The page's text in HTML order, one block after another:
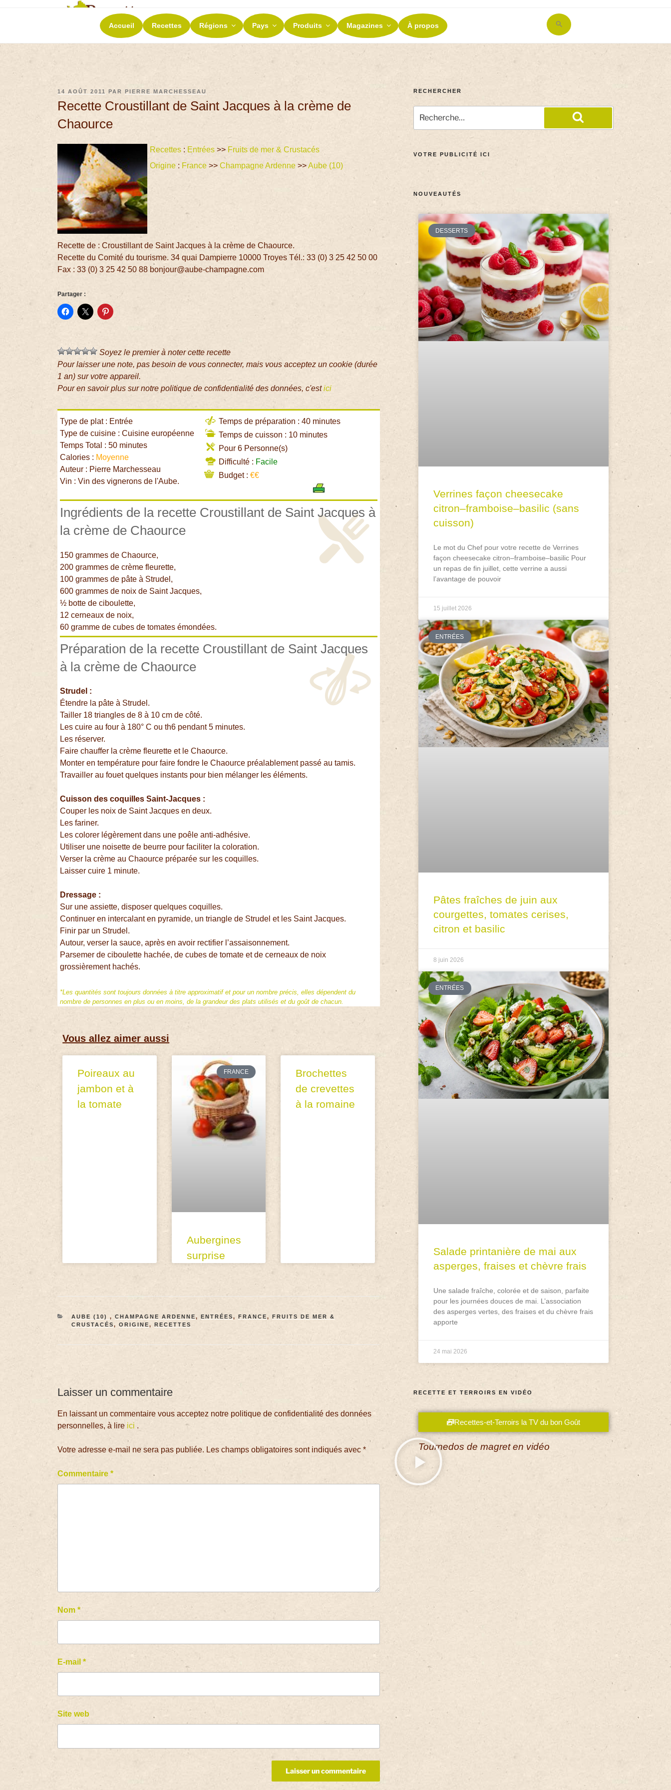
RECETTES ET TERROIRS
La richesse de nos terroirs
Accueil Recettes Régions Pays Produits Magazines À propos
Search
for:
14 AOÛT 2011 PARPIERRE MARCHESSEAU
Recette Croustillant de Saint Jacques à la crème de
Chaource
Recettes : Entrées >> Fruits de mer & Crustacés
Origine : France >>Champagne Ardenne >>Aube (10)
Recette de : Croustillant de Saint Jacques à la crème de Chaource.
Recette du Comité du tourisme. 34 quai Dampierre 10000 Troyes Tél.: 33 (0) 3 25 42 50 00
Fax : 33 (0) 3 25 42 50 88 bonjour@aube-champagne.com
Partager :
Soyez le premier à noter cette recette
Pour laisser une note, pas besoin de vous connecter, mais vous acceptez un cookie (durée
1 an) sur votre appareil.
Pour en savoir plus sur notre politique de confidentialité des données, c'estici
Type de plat : Entrée
Type de cuisine : Cuisine européenne
Temps Total : 50 minutes
Calories : Moyenne
Auteur : Pierre Marchesseau
Vin : Vin des vignerons de l'Aube.
Temps de préparation : 40 minutes
Temps de cuisson : 10 minutes
Pour 6 Personne(s)
Difficulté : Facile
Budget :€€
Ingrédients de la recette Croustillant de Saint Jacques à
la crème de Chaource
150 grammes de Chaource,
200 grammes de crème fleurette,
100 grammes de pâte à Strudel,
600 grammes de noix de Saint Jacques,
½ botte de ciboulette,
12 cerneaux de noix,
60 gramme de cubes de tomates émondées.
Préparation de la recette Croustillant de Saint Jacques
à la crème de Chaource
Strudel :
Étendre la pâte à Strudel.
Tailler 18 triangles de 8 à 10 cm de côté.
Les cuire au four à 180° C ou th6 pendant 5 minutes.
Les réserver.
Faire chauffer la crème fleurette et le Chaource.
Monter en température pour faire fondre le Chaource préalablement passé au tamis.
Travailler au fouet quelques instants pour bien mélanger les éléments.
Cuisson des coquilles Saint-Jacques :
Couper les noix de Saint Jacques en deux.
Les fariner.
Les colorer légèrement dans une poêle anti-adhésive.
Utiliser une noisette de beurre pour faciliter la coloration.
Verser la crème au Chaource préparée sur les coquilles.
Laisser cuire 1 minute.
Dressage :
Sur une assiette, disposer quelques coquilles.
Continuer en intercalant en pyramide, un triangle de Strudel et les Saint Jacques.
Finir par un Strudel.
Autour, verser la sauce, après en avoir rectifier l’assaisonnement.
Parsemer de ciboulette hachée, de cubes de tomate et de cerneaux de noix
grossièrement hachés.
*Les quantités sont toujours données à titre approximatif et pour un nombre précis, elles dépendent du
nombre de personnes en plus ou en moins, de la grandeur des plats utilisés et du goût de chacun.
Vous allez aimer aussi
Poireaux au
jambon et à
la tomate
FRANCE
Aubergines
surprise
Brochettes
de crevettes
à la romaine
AUBE (10) , CHAMPAGNE ARDENNE, ENTRÉES, FRANCE, FRUITS DE MER &
CRUSTACÉS, ORIGINE, RECETTES
Laisser un commentaire
En laissant un commentaire vous acceptez notre politique de confidentialité des données
personnelles, à lire ici .
Votre adresse e-mail ne sera pas publiée. Les champs obligatoires sont indiqués avec*
Commentaire*
Nom*
E-mail*
Site web
RECHERCHER
VOTRE PUBLICITÉ ICI
NOUVEAUTÉS
DESSERTS
Verrines façon cheesecake
citron–framboise–basilic (sans
cuisson)
Le mot du Chef pour votre recette de Verrines
façon cheesecake citron–framboise–basilic Pour
un repas de fin juillet, cette verrine a aussi
l’avantage de pouvoir
15 juillet 2026
ENTRÉES
Pâtes fraîches de juin aux
courgettes, tomates cerises,
citron et basilic
8 juin 2026
ENTRÉES
Salade printanière de mai aux
asperges, fraises et chèvre frais
Une salade fraîche, colorée et de saison, parfaite
pour les journées douces de mai. L’association
des asperges vertes, des fraises et du chèvre frais
apporte
24 mai 2026
RECETTE ET TERROIRS EN VIDÉO
Recettes-et-Terroirs la TV du bon Goût
Tournedos de magret en vidéo